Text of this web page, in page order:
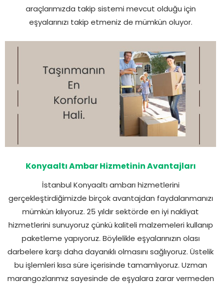
araçlarımızda takip sistemi mevcut olduğu için
eşyalarınızı takip etmeniz de mümkün oluyor.
Konyaaltı Ambar Hizmetinin Avantajları
İstanbul Konyaaltı ambarı hizmetlerini
gerçekleştirdiğimizde birçok avantajdan faydalanmanızı
mümkün kılıyoruz. 25 yıldır sektörde en iyi nakliyat
hizmetlerini sunuyoruz çünkü kaliteli malzemeleri kullanıp
paketleme yapıyoruz. Böylelikle eşyalarınızın olası
darbelere karşı daha dayanıklı olmasını sağlıyoruz. Üstelik
bu işlemleri kısa süre içerisinde tamamlıyoruz. Uzman
marangozlarımız sayesinde de eşyalara zarar vermeden